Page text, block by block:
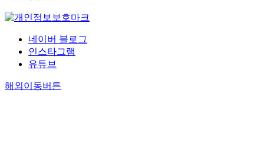
네이버 블로그
인스타그램
유튜브
해외이동버튼